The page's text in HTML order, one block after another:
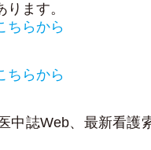
ます。
ちらから
ちらから
中誌Web、最新看護